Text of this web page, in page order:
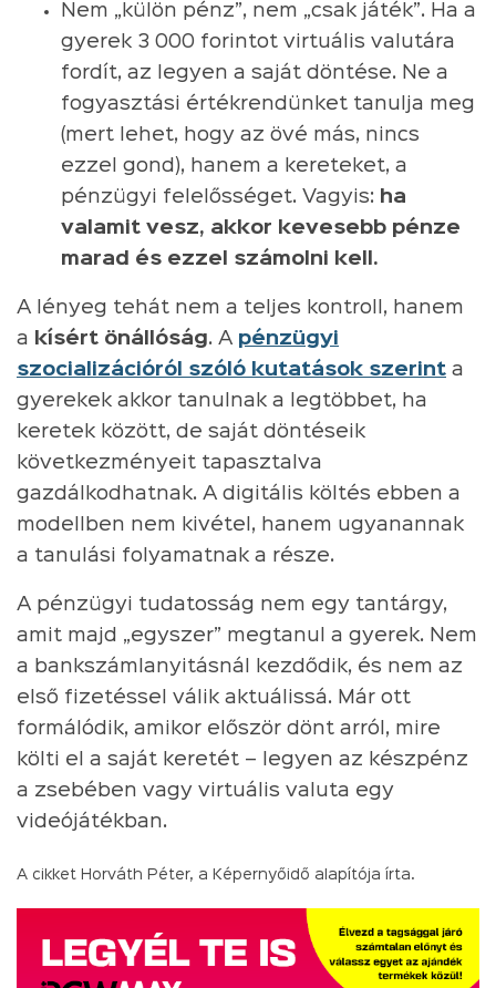
Nem „külön pénz”, nem „csak játék”. Ha a
gyerek 3 000 forintot virtuális valutára
fordít, az legyen a saját döntése. Ne a
fogyasztási értékrendünket tanulja meg
(mert lehet, hogy az övé más, nincs
ezzel gond), hanem a kereteket, a
pénzügyi felelősséget. Vagyis: ha
valamit vesz, akkor kevesebb pénze
marad és ezzel számolni kell.
A lényeg tehát nem a teljes kontroll, hanem
a
kísért önállóság. A pénzügyi
szocializációról szóló kutatások szerint a
gyerekek akkor tanulnak a legtöbbet, ha
keretek között, de saját döntéseik
következményeit tapasztalva
gazdálkodhatnak. A digitális költés ebben a
modellben nem kivétel, hanem ugyanannak
a tanulási folyamatnak a része.
A pénzügyi tudatosság nem egy tantárgy,
amit majd „egyszer” megtanul a gyerek. Nem
a bankszámlanyitásnál kezdődik, és nem az
első fizetéssel válik aktuálissá. Már ott
formálódik, amikor először dönt arról, mire
költi el a saját keretét – legyen az készpénz
a zsebében vagy virtuális valuta egy
videójátékban.
A cikket Horváth Péter, a Képernyőidő alapítója írta.